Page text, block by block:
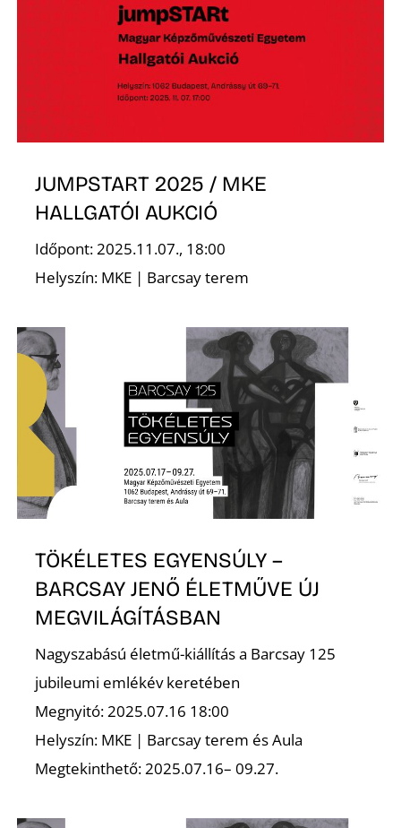
JUMPSTART 2025 / MKE
HALLGATÓI AUKCIÓ
Időpont: 2025.11.07., 18:00
Helyszín: MKE | Barcsay terem
TÖKÉLETES EGYENSÚLY –
BARCSAY JENŐ ÉLETMŰVE ÚJ
MEGVILÁGÍTÁSBAN
Nagyszabású életmű-kiállítás a Barcsay 125
jubileumi emlékév keretében
Megnyitó: 2025.07.16 18:00
Helyszín: MKE | Barcsay terem és Aula
Megtekinthető: 2025.07.16– 09.27.